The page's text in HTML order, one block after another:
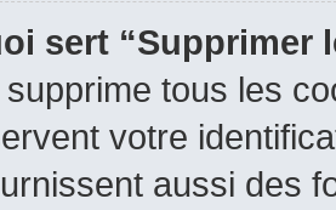
sert “Supprimer
supprime tous les
votre
aussi des